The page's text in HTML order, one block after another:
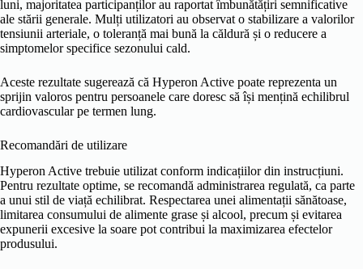
luni, majoritatea participanților au raportat îmbunătățiri semnificative
ale stării generale. Mulți utilizatori au observat o stabilizare a valorilor
tensiunii arteriale, o toleranță mai bună la căldură și o reducere a
simptomelor specifice sezonului cald.
Aceste rezultate sugerează că Hyperon Active poate reprezenta un
sprijin valoros pentru persoanele care doresc să își mențină echilibrul
cardiovascular pe termen lung.
Recomandări de utilizare
Hyperon Active trebuie utilizat conform indicațiilor din instrucțiuni.
Pentru rezultate optime, se recomandă administrarea regulată, ca parte
a unui stil de viață echilibrat. Respectarea unei alimentații sănătoase,
limitarea consumului de alimente grase și alcool, precum și evitarea
expunerii excesive la soare pot contribui la maximizarea efectelor
produsului.